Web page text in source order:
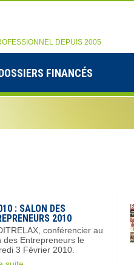
DEPUIS 2005
FINANCÉS
: SALON DES
2010
conférencier au
des Entrepreneurs le
3 Février 2010.